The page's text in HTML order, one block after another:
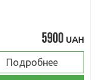
5900 UAH
Подробнее